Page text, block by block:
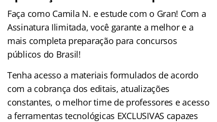
Faça como Camila N. e estude com o Gran! Com a
Assinatura Ilimitada, você garante a melhor e a
mais completa preparação para concursos
públicos do Brasil!
Tenha acesso a materiais formulados de acordo
com a cobrança dos editais, atualizações
constantes, o melhor time de professores e acesso
a ferramentas tecnológicas EXCLUSIVAS capazes